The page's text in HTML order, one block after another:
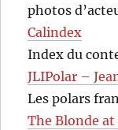
photos
Calindex
Index du
JLIPolar –
Les polars
The Blonde